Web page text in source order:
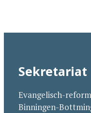
Sekretariat
Evangelisch-
Binningen-